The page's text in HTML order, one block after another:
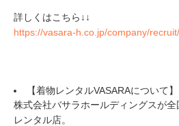
詳しくはこちら↓↓
https://vasara-h.co.jp/company/recruit/
【着物レンタルVASARAについて】
株式会社バサラホールディングスが
レンタル店。